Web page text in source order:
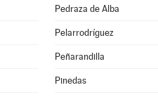
Pedraza de Alba
Pelarrodríguez
Peñarandilla
Pinedas